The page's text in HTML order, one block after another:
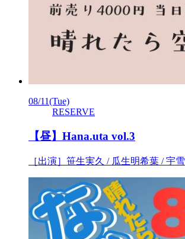
08/11(Tue)
RESERVE
【昼】Hana.uta vol.3
［出演］笹生実久 / 瓜生明希葉 / 宇雪